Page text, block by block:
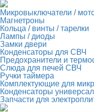
Микровыключатели /
Магнетроны
Кольца / винты / тарелки
Лампы / диоды
Замки двери
Конденсаторы для СВЧ
Предохранители и
Слюда для печей СВЧ
Ручки таймера
Комплектующие для
Конденсаторы
Запчасти для